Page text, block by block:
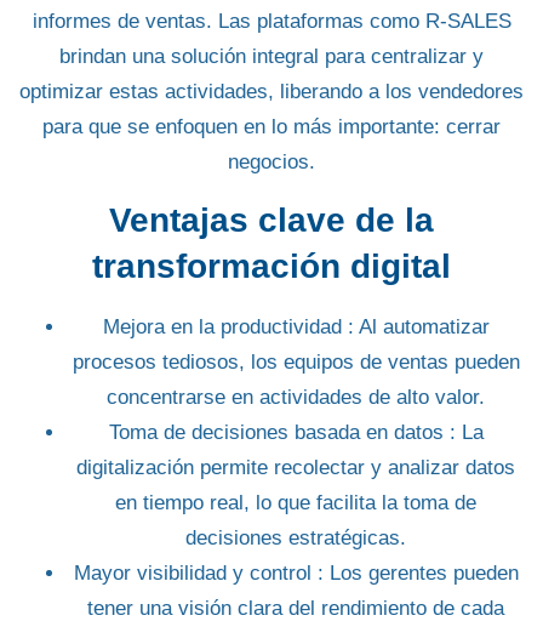
informes de ventas. Las plataformas como R-SALES
brindan una solución integral para centralizar y
optimizar estas actividades, liberando a los vendedores
para que se enfoquen en lo más importante: cerrar
negocios.
Ventajas clave de la
transformación digital
Mejora en la productividad: Al automatizar
procesos tediosos, los equipos de ventas pueden
concentrarse en actividades de alto valor.
Toma de decisiones basada en datos : La
digitalización permite recolectar y analizar datos
en tiempo real, lo que facilita la toma de
decisiones estratégicas.
Mayor visibilidad y control : Los gerentes pueden
tener una visión clara del rendimiento de cada